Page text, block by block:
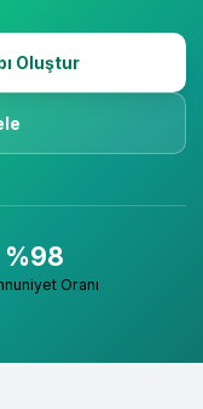
Oluştur
%98
Oranı